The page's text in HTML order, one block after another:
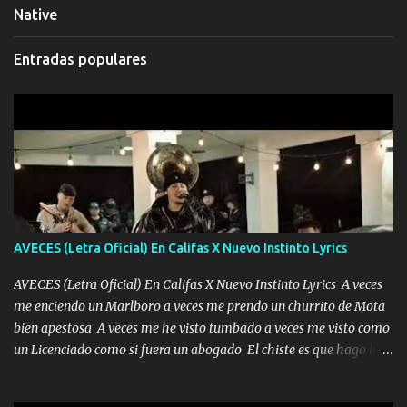
Native
Entradas populares
AVECES (Letra Oficial) En Califas X Nuevo Instinto Lyrics
AVECES (Letra Oficial) En Califas X Nuevo Instinto Lyrics A veces
me enciendo un Marlboro a veces me prendo un churrito de Mota
bien apestosa A veces me he visto tumbado a veces me visto como
un Licenciado como si fuera un abogado El chiste es que hago lo